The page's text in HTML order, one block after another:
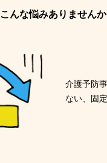
こんな悩みありませんか
介護予防
ない、固